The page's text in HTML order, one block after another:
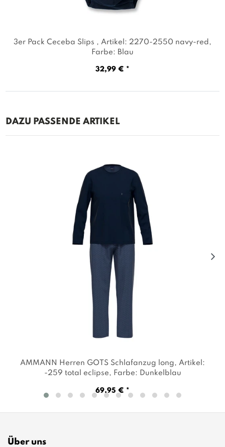
3er Pack Ceceba Slips , Artikel: 2270-2550 navy-red ,
Farbe: Blau
32,99 € *
DAZU PASSENDE ARTIKEL
AMMANN Herren GOTS Schlafanzug long, Artikel:
-259 total eclipse, Farbe: Dunkelblau
69,95 € *
Über uns